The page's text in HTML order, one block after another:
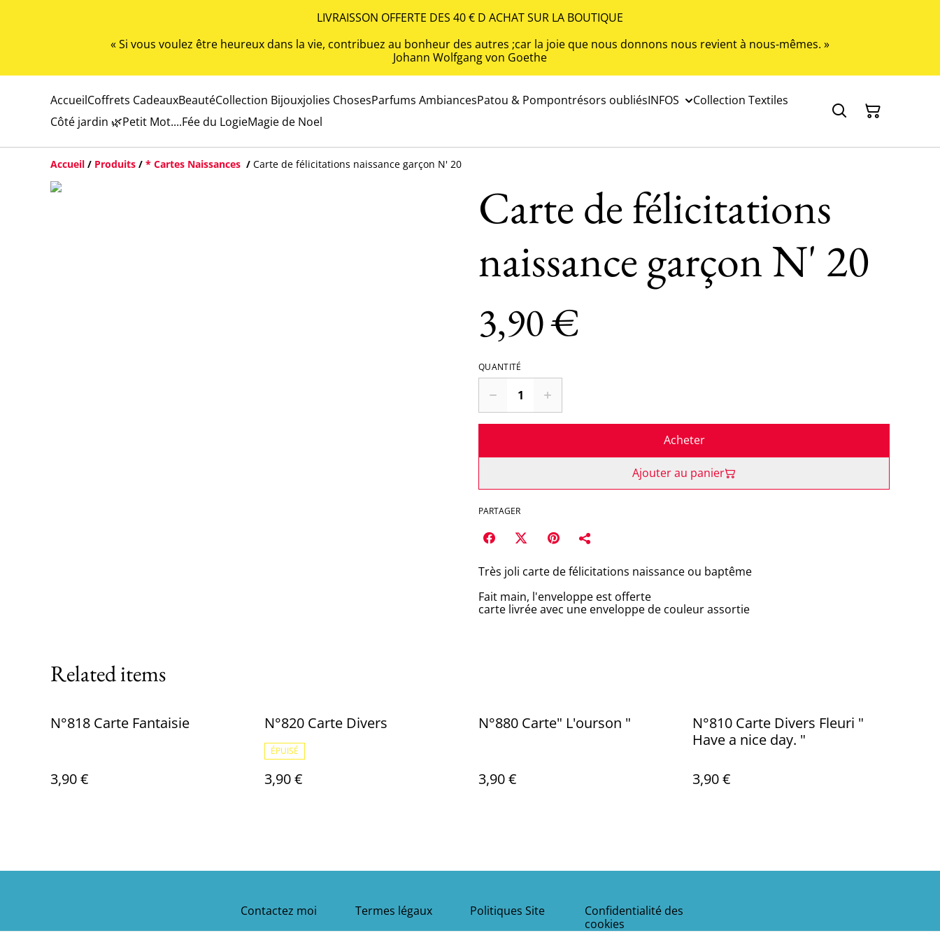
LIVRAISSON OFFERTE DES 40 € D ACHAT SUR LA BOUTIQUE
« Si vous voulez être heureux dans la vie, contribuez au bonheur des autres ;car la joie que nous donnons nous revient à nous-mêmes. »
Johann Wolfgang von Goethe
AccueilCoffrets CadeauxBeautéCollection Bijouxjolies ChosesParfums AmbiancesPatou & Pompontrésors oubliésINFOS
Collection Textiles
Côté jardin 🌿Petit Mot....Fée du LogieMagie de Noel
Accueil / Produits / * Cartes Naissances / Carte de félicitations naissance garçon N' 20
Carte de félicitations
naissance garçon N' 20
3,90 €
QUANTITÉ
Acheter
Ajouter au panier
PARTAGER
Très joli carte de félicitations naissance ou baptême
Fait main, l'enveloppe est offerte
carte livrée avec une enveloppe de couleur assortie
Related items
N°818 Carte Fantaisie
3,90 €
N°820 Carte Divers
ÉPUISÉ
3,90 €
N°880 Carte" L'ourson "
3,90 €
N°810 Carte Divers Fleuri "
Have a nice day. "
3,90 €
Contactez moi Termes légaux Politiques Site
Confidentialité des
cookies